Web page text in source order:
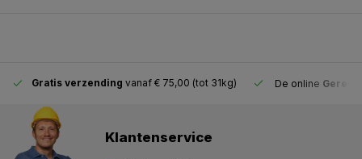
Gratis verzending vanaf € 75,00 (tot 31kg) De online
Klantenservice